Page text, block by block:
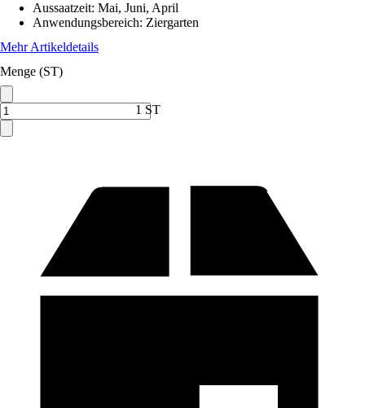
Aussaatzeit: Mai, Juni, April
Anwendungsbereich: Ziergarten
Mehr Artikeldetails
Menge (ST)
1 ST